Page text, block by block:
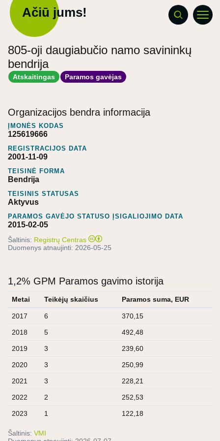
Ačiū jums!
805-oji daugiabučio namo savininkų
bendrija
Atskaitingas Paramos gavėjas
Organizacijos bendra informacija
ĮMONĖS KODAS
125619666
REGISTRACIJOS DATA
2001-11-09
TEISINĖ FORMA
Bendrija
TEISINIS STATUSAS
Aktyvus
PARAMOS GAVĖJO STATUSO ĮSIGALIOJIMO DATA
2015-02-05
Šaltinis: Registrų Centras
Duomenys atnaujinti: 2026-05-25
1,2% GPM Paramos gavimo istorija
Metai Teikėjų skaičius Paramos suma, EUR
2017 6 370,15
2018 5 492,48
2019 3 239,60
2020 3 250,99
2021 3 228,21
2022 2 252,53
2023 1 122,18
Šaltinis: VMI